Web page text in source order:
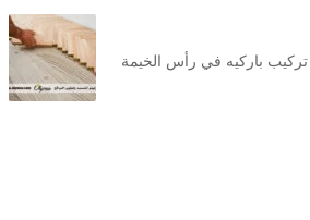
باركيه في رأس الخيمة